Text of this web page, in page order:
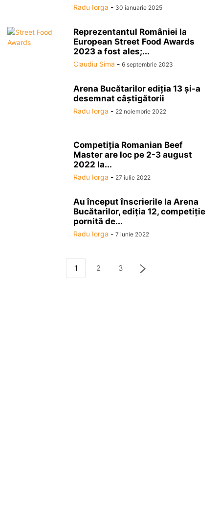
Radu Iorga - 30 ianuarie 2025
Reprezentantul României la
European Street Food Awards
2023 a fost ales;...
Claudiu Sima - 6 septembrie 2023
Arena Bucătarilor ediţia 13 şi-a
desemnat câştigătorii
Radu Iorga - 22 noiembrie 2022
Competiţia Romanian Beef
Master are loc pe 2-3 august
2022 la...
Radu Iorga - 27 iulie 2022
Au început înscrierile la Arena
Bucătarilor, ediţia 12, competiţie
pornită de...
Radu Iorga - 7 iunie 2022
1 2 3